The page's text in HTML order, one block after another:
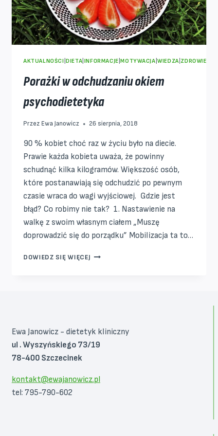
AKTUALNOŚCI |DIETA INFORMACJE |MOTYWACJA |WIEDZA |ZDROWIE
Porażki w odchudzaniu okiem
psychodietetyka
Przez Ewa Janowicz 26 sierpnia, 2018
90 % kobiet choć raz w życiu było na diecie.
Prawie każda kobieta uważa, że powinny
schudnąć kilka kilogramów. Większość osób,
które postanawiają się odchudzić po pewnym
czasie wraca do wagi wyjściowej. Gdzie jest
błąd? Co robimy nie tak? 1. Nastawienie na
walkę z swoim własnym ciałem „Muszę
doprowadzić się do porządku” Mobilizacja ta to…
DOWIEDZ SIĘ WIĘCEJ PORAŻKI
Ewa Janowicz - dietetyk kliniczny
ul . Wyszyńskiego 73/19
78-400 Szczecinek
kontakt@ewajanowicz.pl
tel: 795-790-602